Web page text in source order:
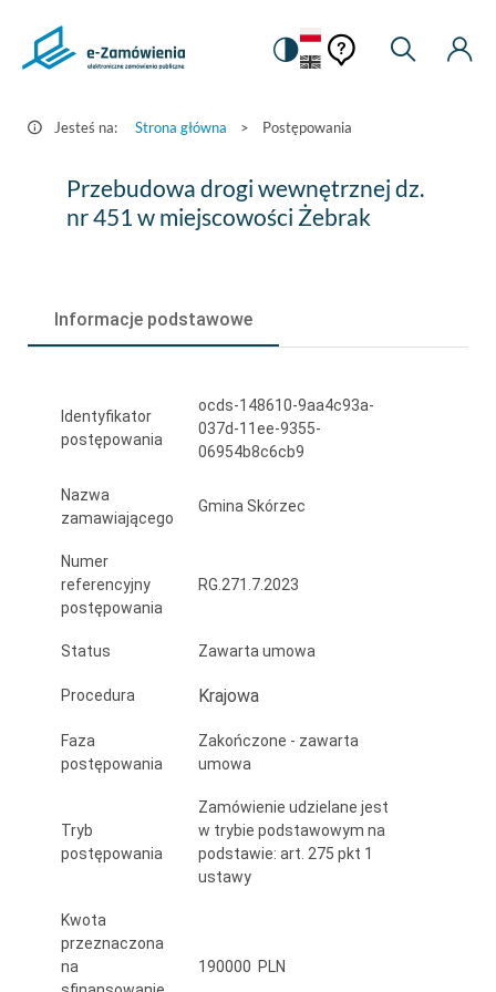
Postępowania
Zamówienia.gov.pl
Zmiana
na
kontrastową
Pomoc
kontekstowa
Pomoc
Moje
Jesteś na: Strona główna > Postępowania
Przebudowa
drogi
nr
miejscowości
Żebrak
Przebudowa drogi wewnętrznej dz.
nr 451 w miejscowości Żebrak
Informacje podstawowe
Identyfikator
postępowania
ocds-148610-9aa4c93a-
037d-11ee-9355-
06954b8c6cb9
Nazwa
zamawiającego
Gmina Skórzec
Numer
referencyjny
postępowania
RG.271.7.2023
Status Zawarta umowa
Procedura Krajowa
Faza
postępowania
Zakończone - zawarta
umowa
Tryb
postępowania
Zamówienie udzielane jest
w trybie podstawowym na
podstawie: art. 275 pkt 1
ustawy
Kwota
przeznaczona
na
190000 PLN